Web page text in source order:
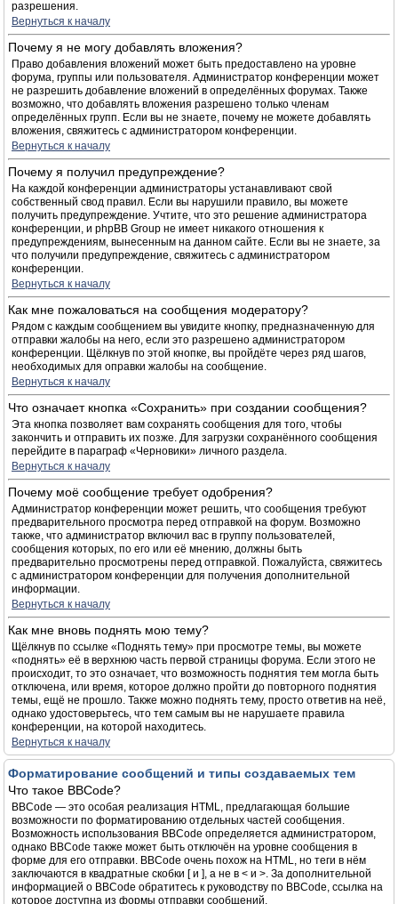
разрешения.
Вернуться к началу
Почему я не могу добавлять вложения?
Право добавления вложений может быть предоставлено на уровне
форума, группы или пользователя. Администратор конференции может
не разрешить добавление вложений в определённых форумах. Также
возможно, что добавлять вложения разрешено только членам
определённых групп. Если вы не знаете, почему не можете добавлять
вложения, свяжитесь с администратором конференции.
Вернуться к началу
Почему я получил предупреждение?
На каждой конференции администраторы устанавливают свой
собственный свод правил. Если вы нарушили правило, вы можете
получить предупреждение. Учтите, что это решение администратора
конференции, и phpBB Group не имеет никакого отношения к
предупреждениям, вынесенным на данном сайте. Если вы не знаете, за
что получили предупреждение, свяжитесь с администратором
конференции.
Вернуться к началу
Как мне пожаловаться на сообщения модератору?
Рядом с каждым сообщением вы увидите кнопку, предназначенную для
отправки жалобы на него, если это разрешено администратором
конференции. Щёлкнув по этой кнопке, вы пройдёте через ряд шагов,
необходимых для оправки жалобы на сообщение.
Вернуться к началу
Что означает кнопка «Сохранить» при создании сообщения?
Эта кнопка позволяет вам сохранять сообщения для того, чтобы
закончить и отправить их позже. Для загрузки сохранённого сообщения
перейдите в параграф «Черновики» личного раздела.
Вернуться к началу
Почему моё сообщение требует одобрения?
Администратор конференции может решить, что сообщения требуют
предварительного просмотра перед отправкой на форум. Возможно
также, что администратор включил вас в группу пользователей,
сообщения которых, по его или её мнению, должны быть
предварительно просмотрены перед отправкой. Пожалуйста, свяжитесь
с администратором конференции для получения дополнительной
информации.
Вернуться к началу
Как мне вновь поднять мою тему?
Щёлкнув по ссылке «Поднять тему» при просмотре темы, вы можете
«поднять» её в верхнюю часть первой страницы форума. Если этого не
происходит, то это означает, что возможность поднятия тем могла быть
отключена, или время, которое должно пройти до повторного поднятия
темы, ещё не прошло. Также можно поднять тему, просто ответив на неё,
однако удостоверьтесь, что тем самым вы не нарушаете правила
конференции, на которой находитесь.
Вернуться к началу
Форматирование сообщений и типы создаваемых тем
Что такое BBCode?
BBCode — это особая реализация HTML, предлагающая большие
возможности по форматированию отдельных частей сообщения.
Возможность использования BBCode определяется администратором,
однако BBCode также может быть отключён на уровне сообщения в
форме для его отправки. BBCode очень похож на HTML, но теги в нём
заключаются в квадратные скобки [ и ], а не в < и >. За дополнительной
информацией о BBCode обратитесь к руководству по BBCode, ссылка на
которое доступна из формы отправки сообщений.